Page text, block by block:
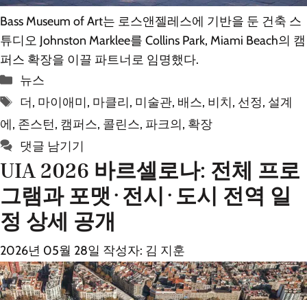
Bass Museum of Art는 로스앤젤레스에 기반을 둔 건축 스
튜디오 Johnston Marklee를 Collins Park, Miami Beach의 캠
퍼스 확장을 이끌 파트너로 임명했다.
카
테
리
뉴스
태
그
더, 마이애미, 마클리, 미술관, 배스, 비치, 선정, 설계
에, 존스턴, 캠퍼스, 콜린스, 파크의, 확장
댓글 남기기
UIA 2026 바르셀로나: 전체 프로
그램과 포맷·전시·도시 전역 일
정 상세 공개
2026년 05월 28일 작성자: 김 지훈